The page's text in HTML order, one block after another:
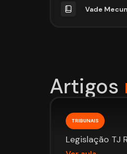
Vade
Artigos
TRIBUNAIS
Legislação TJ